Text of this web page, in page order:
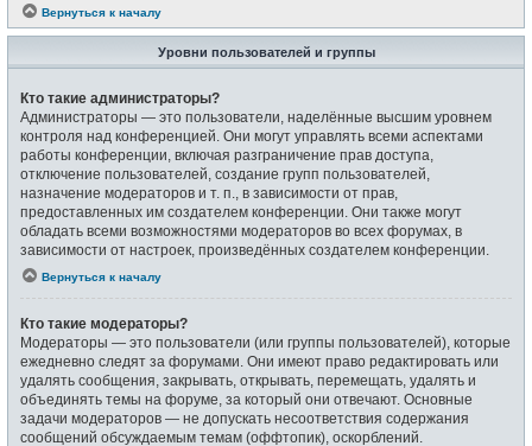
Вернуться к началу
Уровни пользователей и группы
Кто такие администраторы?
Администраторы — это пользователи, наделённые высшим уровнем
контроля над конференцией. Они могут управлять всеми аспектами
работы конференции, включая разграничение прав доступа,
отключение пользователей, создание групп пользователей,
назначение модераторов и т. п., в зависимости от прав,
предоставленных им создателем конференции. Они также могут
обладать всеми возможностями модераторов во всех форумах, в
зависимости от настроек, произведённых создателем конференции.
Вернуться к началу
Кто такие модераторы?
Модераторы — это пользователи (или группы пользователей), которые
ежедневно следят за форумами. Они имеют право редактировать или
удалять сообщения, закрывать, открывать, перемещать, удалять и
объединять темы на форуме, за который они отвечают. Основные
задачи модераторов — не допускать несоответствия содержания
сообщений обсуждаемым темам (оффтопик), оскорблений.